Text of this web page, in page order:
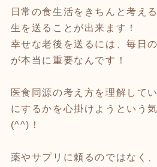
日常の食生活をきちんと考え
生を送ることが出来ます！
幸せな老後を送るには、毎日
が本当に重要なんです！
医食同源の考え方を理解して
にするかを心掛けようという
(^^)！
薬やサプリに頼るのではなく